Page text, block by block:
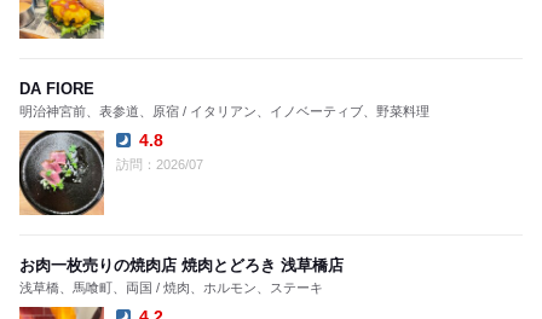
DA FIORE
明治神宮前、表参道、原宿 / イタリアン、イノベーティブ、野菜料理
Dinner:
4.8
訪問：2026/07
お肉一枚売りの焼肉店 焼肉とどろき 浅草橋店
浅草橋、馬喰町、両国 / 焼肉、ホルモン、ステーキ